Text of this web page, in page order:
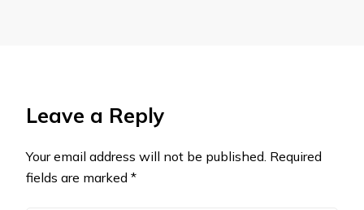
Leave a Reply
Your email address will not be published. Required
fields are marked *